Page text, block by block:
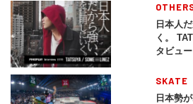
日本人
く。
タビュー
SKATE
日本勢